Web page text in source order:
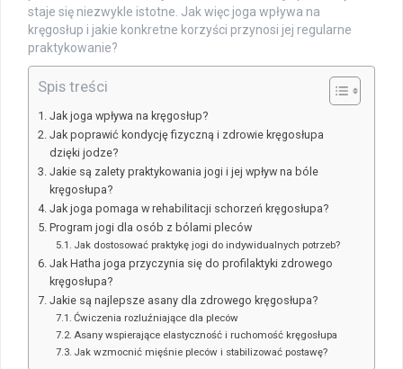
staje się niezwykle istotne. Jak więc joga wpływa na
kręgosłup i jakie konkretne korzyści przynosi jej regularne
praktykowanie?
Spis treści
Jak joga wpływa na kręgosłup?
Jak poprawić kondycję fizyczną i zdrowie kręgosłupa
dzięki jodze?
Jakie są zalety praktykowania jogi i jej wpływ na bóle
kręgosłupa?
Jak joga pomaga w rehabilitacji schorzeń kręgosłupa?
Program jogi dla osób z bólami pleców
Jak dostosować praktykę jogi do indywidualnych potrzeb?
Jak Hatha joga przyczynia się do profilaktyki zdrowego
kręgosłupa?
Jakie są najlepsze asany dla zdrowego kręgosłupa?
Ćwiczenia rozluźniające dla pleców
Asany wspierające elastyczność i ruchomość kręgosłupa
Jak wzmocnić mięśnie pleców i stabilizować postawę?